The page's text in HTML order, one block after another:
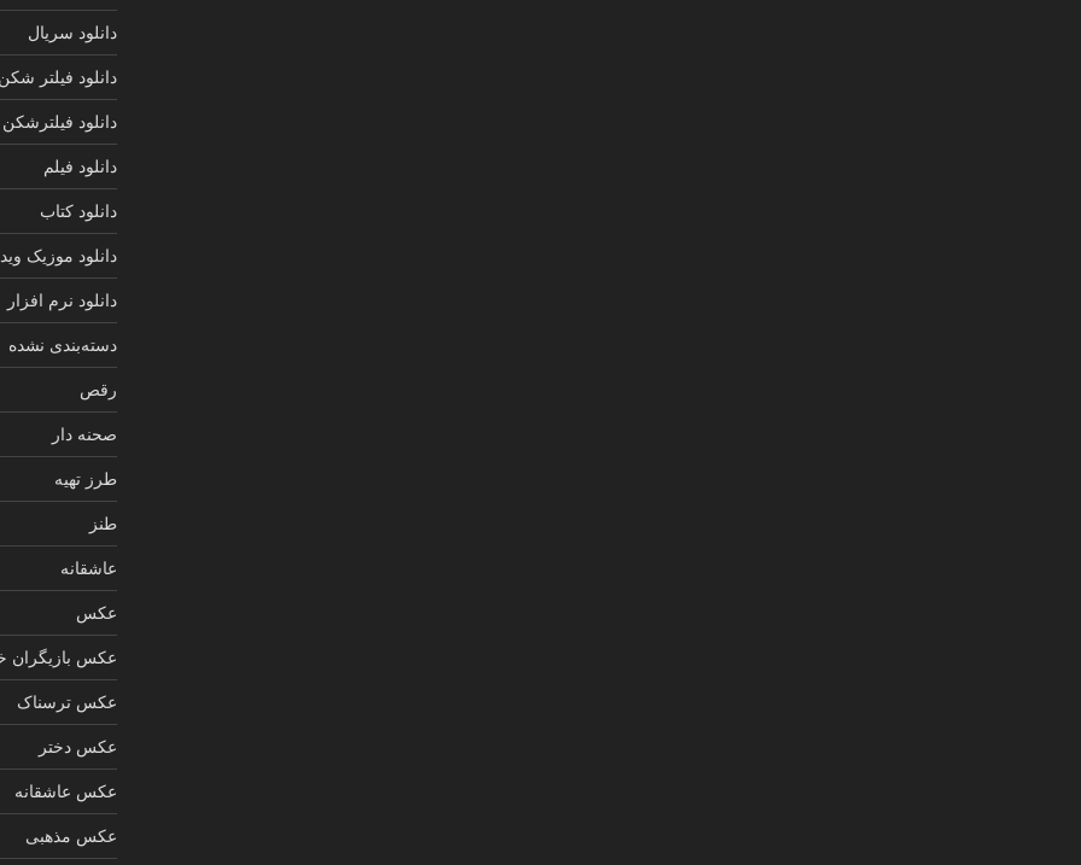
دانلود سریال
دانلود فیلتر
دانلود فیلترشکن
دانلود فیلم
دانلود کتاب
دانلود موزیک
دانلود نرم افزار
دسته‌بندی نشده
رقص
صحنه دار
طرز تهیه
طنز
عاشقانه
عکس
عکس بازیگران
عکس ترسناک
عکس دختر
عکس عاشقانه
عکس مذهبی